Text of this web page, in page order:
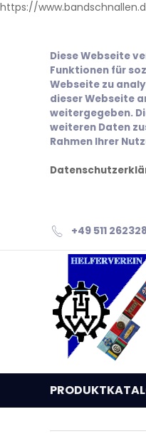
https://
Diese Webseite
Funktionen für
Webseite zu
dieser Webseite
weitergegeben.
weiteren Daten
Rahmen Ihrer
+49 511